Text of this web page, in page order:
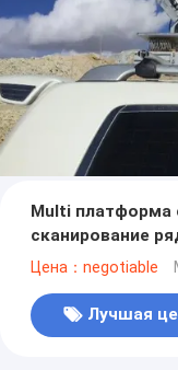
Multi платформа
сканирование
лидар UAV
Цена：negotiable
Лучшая